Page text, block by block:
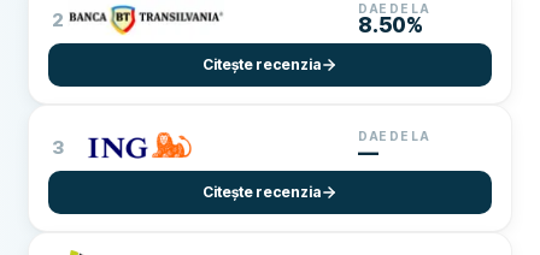
2 DAE DE LA
8.50%
Citește recenzia
3 DAE DE LA
—
Citește recenzia